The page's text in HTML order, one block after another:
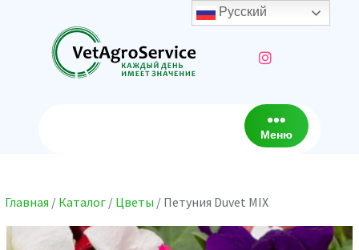
содержимому
Меню
Главная / Каталог / Цветы / Петуния Duvet MIX
Русский